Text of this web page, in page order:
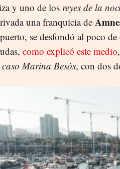
y uno de los reyes de la
una franquicia de
se desfondó al poco
como explicó este medio
caso Marina Besòs, con dos